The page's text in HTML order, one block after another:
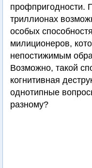
профпригодности.
триллионах
особых
милиционеров,
непостижимым
Возможно, такой
когнитивная
однотипные
разному?